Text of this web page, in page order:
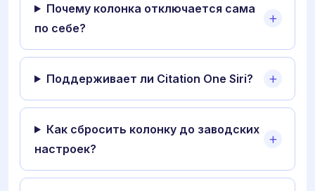
Почему колонка отключается сама
по себе?
Поддерживает ли Citation One Siri?
Как сбросить колонку до заводских
настроек?